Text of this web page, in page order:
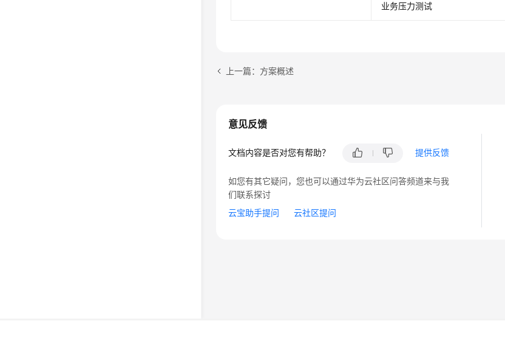
业务压力测试
上一篇：方案概述
意见反馈
文档内容是否对您有帮助？ 提供反馈
如您有其它疑问，您也可以通过华为云社区问答频道来与我
们联系探讨
云宝助手提问
云社区提问